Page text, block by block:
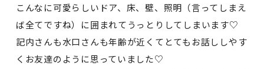
こんなに可愛らしいドア、床、壁、照明（言ってしまえ
ば全てですね）に囲まれてうっとりしてしまいます♡
記内さんも水口さんも年齢が近くてとてもお話ししやす
くお友達のように思っていました♡